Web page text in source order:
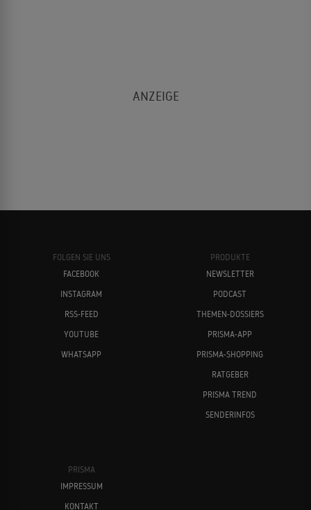
FOLGEN SIE UNS
FACEBOOK
INSTAGRAM
RSS-FEED
YOUTUBE
WHATSAPP
PRODUKTE
NEWSLETTER
PODCAST
THEMEN-DOSSIERS
PRISMA-APP
PRISMA-SHOPPING
RATGEBER
PRISMA TREND
SENDERINFOS
PRISMA
IMPRESSUM
KONTAKT